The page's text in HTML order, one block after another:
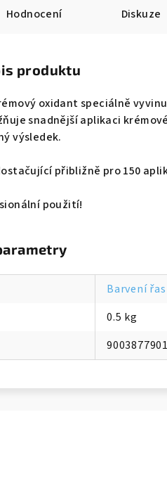
Hodnocení Diskuze
produktu
oxidant speciálně
snadnější aplikaci
výsledek.
přibližně pro 150
použití!
Barvení
0.5 kg